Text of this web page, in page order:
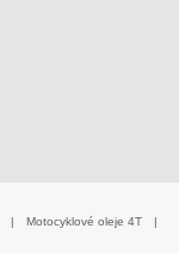
| Motocyklové oleje 4T
|